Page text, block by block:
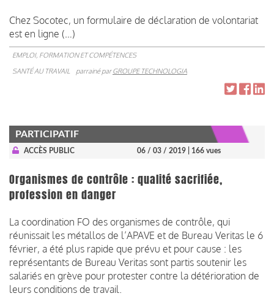
Chez Socotec, un formulaire de déclaration de volontariat
est en ligne (…)
EMPLOI, FORMATION ET COMPÉTENCES
SANTÉ AU TRAVAIL
parrainé parGROUPE TECHNOLOGIA
PARTICIPATIF
ACCÈS PUBLIC 06 / 03 / 2019 | 166 vues
Organismes de contrôle : qualité sacrifiée,
profession en danger
La coordination FO des organismes de contrôle, qui
réunissait les métallos de l’APAVE et de Bureau Veritas le 6
février, a été plus rapide que prévu et pour cause : les
représentants de Bureau Veritas sont partis soutenir les
salariés en grève pour protester contre la détérioration de
leurs conditions de travail.